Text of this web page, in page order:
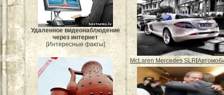
Удаленное видеонаблюдение
через интернет
[Интересные факты]
McLaren Mercedes SLR[